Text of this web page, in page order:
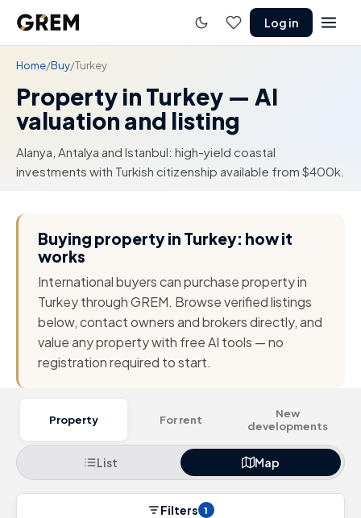
Log in
Home/Buy/Turkey
Property in Turkey — AI
valuation and listing
Alanya, Antalya and Istanbul: high-yield coastal
investments with Turkish citizenship available from $400k.
Buying property in Turkey: how it
works
International buyers can purchase property in
Turkey through GREM. Browse verified listings
below, contact owners and brokers directly, and
value any property with free AI tools — no
registration required to start.
Property For rent
New
developments
List Map
Filters 1